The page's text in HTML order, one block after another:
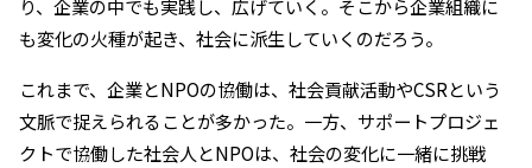
り、企業の中でも実践し、広げていく。そこから企業組織に
も変化の火種が起き、社会に派生していくのだろう。
これまで、企業とNPOの協働は、社会貢献活動やCSRという
文脈で捉えられることが多かった。一方、サポートプロジェ
クトで協働した社会人とNPOは、社会の変化に一緒に挑戦